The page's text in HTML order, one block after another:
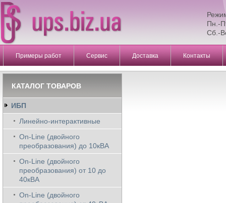
Пн.-
Сб.-
Примеры работ Сервис Доставка Контакты
КАТАЛОГ ТОВАРОВ
ИБП
Линейно-интерактивные
On-Line (двойного
преобразования) до 10кВА
On-Line (двойного
преобразования) от 10 до
40кВА
On-Line (двойного